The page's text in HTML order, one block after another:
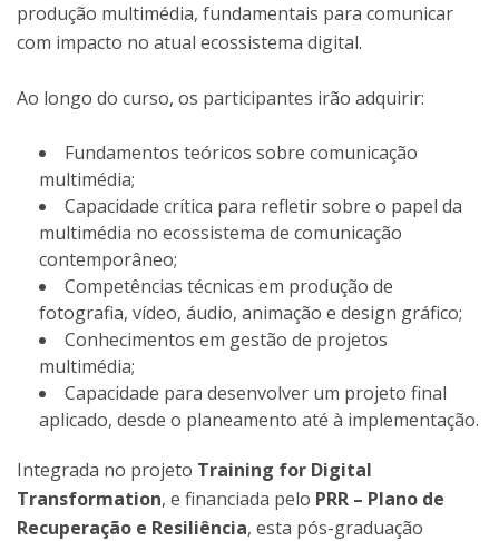
produção multimédia, fundamentais para comunicar
com impacto no atual ecossistema digital.
Ao longo do curso, os participantes irão adquirir:
Fundamentos teóricos sobre comunicação
multimédia;
Capacidade crítica para refletir sobre o papel da
multimédia no ecossistema de comunicação
contemporâneo;
Competências técnicas em produção de
fotografia, vídeo, áudio, animação e design gráfico;
Conhecimentos em gestão de projetos
multimédia;
Capacidade para desenvolver um projeto final
aplicado, desde o planeamento até à implementação.
Integrada no projeto Training for Digital
Transformation, e financiada pelo PRR – Plano de
Recuperação e Resiliência, esta pós-graduação